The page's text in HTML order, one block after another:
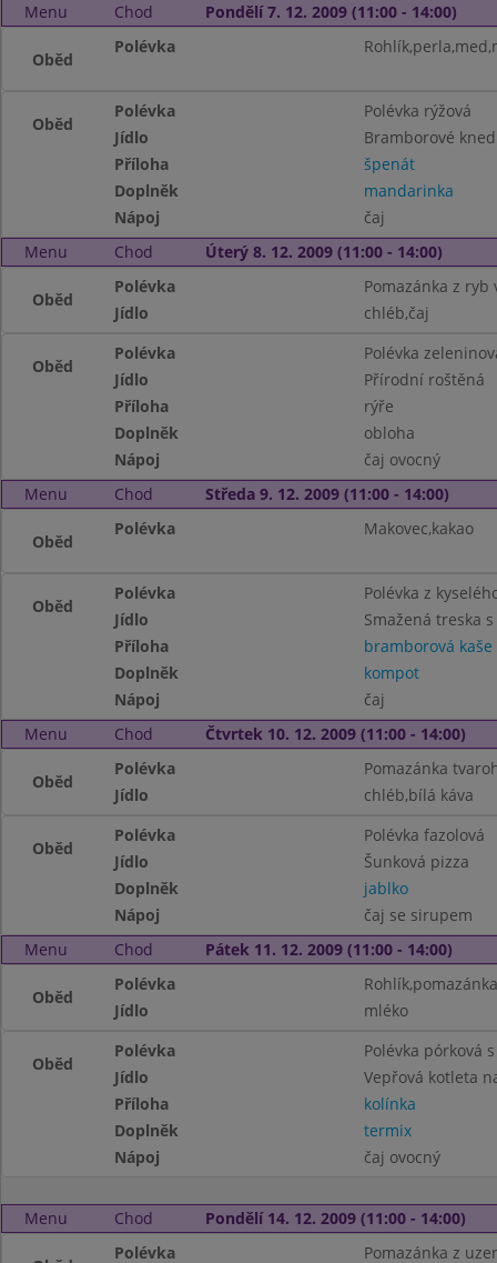
Menu Chod Pondělí 7. 12. 2009 (11:00 - 14:00)
Oběd
Polévka
Oběd
Polévka
Polévka rýžová
Jídlo
Bramborové
Příloha
špenát
Doplněk
mandarinka
Nápoj
čaj
Menu
Chod Úterý 8. 12. 2009 (11:00 - 14:00)
Oběd
Polévka
Pomazánka z ryb
Jídlo
chléb,čaj
Oběd
Polévka
Polévka
Jídlo
Přírodní roštěná
Příloha
rýře
Doplněk
obloha
Nápoj
čaj ovocný
Menu
Chod Středa 9. 12. 2009 (11:00 - 14:00)
Oběd
Polévka Makovec,kakao
Oběd
Polévka
Polévka z
Jídlo
Smažená treska
Příloha
bramborová kaše
Doplněk
kompot
Nápoj
čaj
Menu
Chod Čtvrtek 10. 12. 2009 (11:00 - 14:00)
Oběd
Polévka
Pomazánka
Jídlo
chléb,bílá káva
Oběd
Polévka
Polévka fazolová
Jídlo
Šunková pizza
Doplněk
jablko
Nápoj
čaj se sirupem
Menu
Chod Pátek 11. 12. 2009 (11:00 - 14:00)
Oběd
Polévka
Jídlo
mléko
Oběd
Polévka
Polévka pórková
Jídlo
Vepřová kotleta
Příloha
kolínka
Doplněk
termix
Nápoj
čaj ovocný
Menu Chod Pondělí 14. 12. 2009 (11:00 - 14:00)
Polévka
Pomazánka z